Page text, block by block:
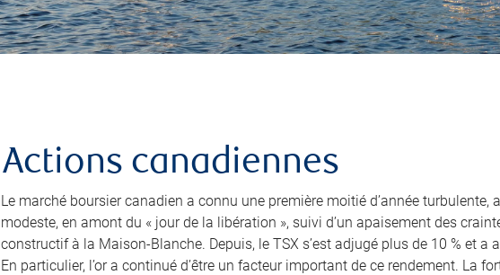
Actions canadiennes
Le marché boursier canadien a connu une première moitié d’année turbulente,
modeste, en amont du « jour de la libération », suivi d’un apaisement des
constructif à la Maison-Blanche. Depuis, le TSX s’est adjugé plus de 10 % et
En particulier, l’or a continué d’être un facteur important de ce rendement. La